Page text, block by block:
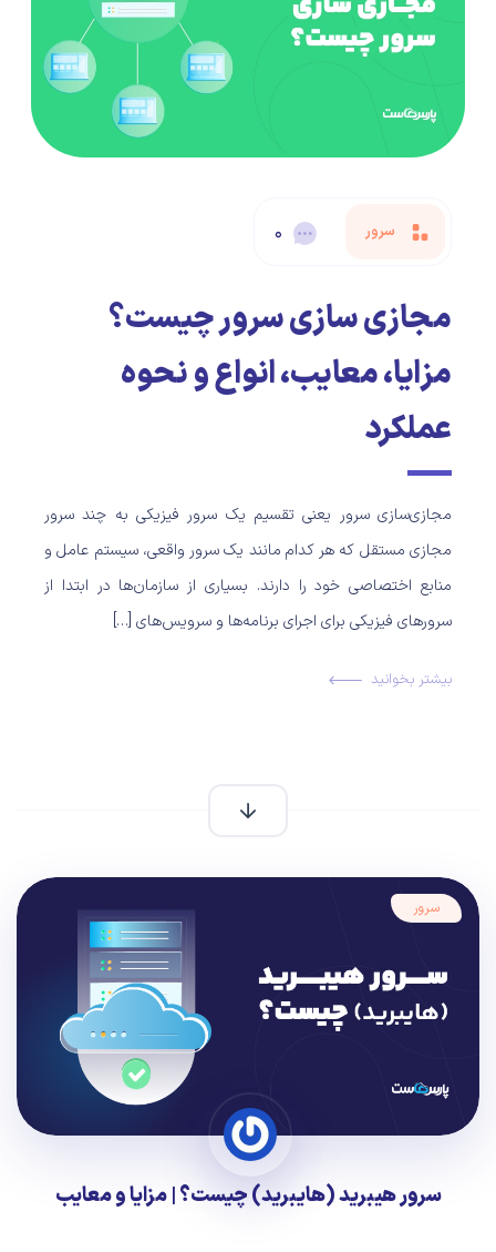
سرور ۰
مجازی سازی سرور چیست؟
مزایا، معایب، انواع و نحوه
عملکرد
مجازی‌سازی سرور یعنی تقسیم یک سرور فیزیکی به چند سرور
مجازی مستقل که هر کدام مانند یک سرور واقعی، سیستم عامل و
منابع اختصاصی خود را دارند. بسیاری از سازمان‌ها در ابتدا از
سرورهای فیزیکی برای اجرای برنامه‌ها و سرویس‌های […]
بیشتر بخوانید
سرور
سرور هیبرید (هایبرید) چیست؟ | مزایا و معایب